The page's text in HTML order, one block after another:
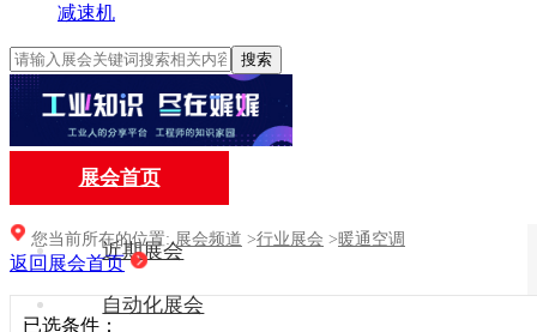
减速机
搜索
展会首页
近期展会
自动化展会
您当前所在的位置: 展会频道 >行业展会 >暖通空调
返回展会首页
已选条件：